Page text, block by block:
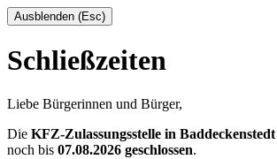
Ausblenden (Esc)
Schließzeiten
Liebe Bürgerinnen und Bürger,
Die KFZ-Zulassungsstelle in Baddeckenstedt
noch bis 07.08.2026 geschlossen.